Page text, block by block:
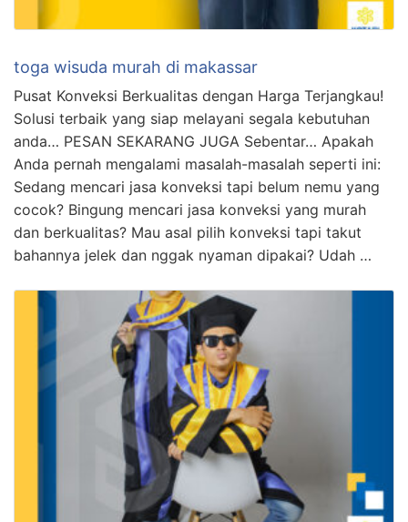
toga wisuda murah di makassar
Pusat Konveksi Berkualitas dengan Harga Terjangkau!
Solusi terbaik yang siap melayani segala kebutuhan
anda… PESAN SEKARANG JUGA Sebentar… Apakah
Anda pernah mengalami masalah-masalah seperti ini:
Sedang mencari jasa konveksi tapi belum nemu yang
cocok? Bingung mencari jasa konveksi yang murah
dan berkualitas? Mau asal pilih konveksi tapi takut
bahannya jelek dan nggak nyaman dipakai? Udah …